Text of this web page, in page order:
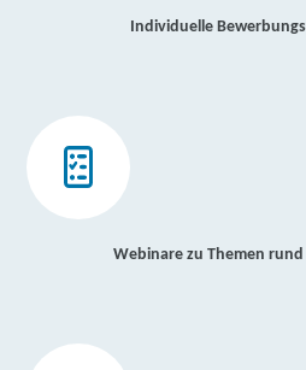
Individuelle
Webinare zu Themen